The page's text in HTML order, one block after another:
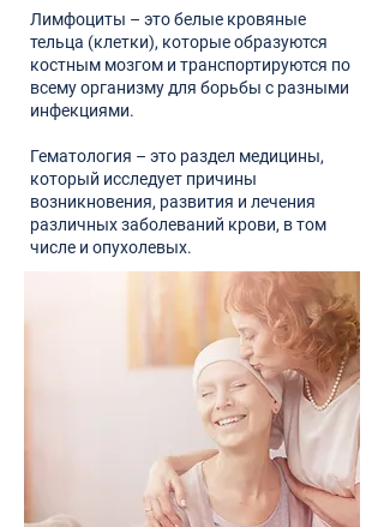
Лимфоциты – это белые кровяные
тельца (клетки), которые образуются
костным мозгом и транспортируются по
всему организму для борьбы с разными
инфекциями.
Гематология – это раздел медицины,
который исследует причины
возникновения, развития и лечения
различных заболеваний крови, в том
числе и опухолевых.